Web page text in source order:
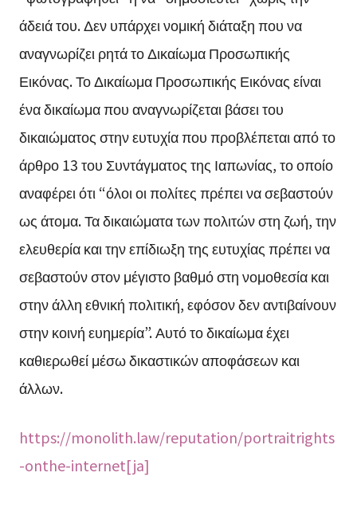
άδειά του. Δεν υπάρχει νομική διάταξη που να
αναγνωρίζει ρητά το Δικαίωμα Προσωπικής
Εικόνας. Το Δικαίωμα Προσωπικής Εικόνας είναι
ένα δικαίωμα που αναγνωρίζεται βάσει του
δικαιώματος στην ευτυχία που προβλέπεται από το
άρθρο 13 του Συντάγματος της Ιαπωνίας, το οποίο
αναφέρει ότι “όλοι οι πολίτες πρέπει να σεβαστούν
ως άτομα. Τα δικαιώματα των πολιτών στη ζωή, την
ελευθερία και την επίδιωξη της ευτυχίας πρέπει να
σεβαστούν στον μέγιστο βαθμό στη νομοθεσία και
στην άλλη εθνική πολιτική, εφόσον δεν αντιβαίνουν
στην κοινή ευημερία”. Αυτό το δικαίωμα έχει
καθιερωθεί μέσω δικαστικών αποφάσεων και
άλλων.
https://monolith.law/reputation/portraitrights
-onthe-internet[ja]